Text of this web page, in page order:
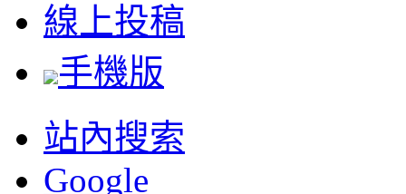
線上投稿
手機版
站內搜索
Google